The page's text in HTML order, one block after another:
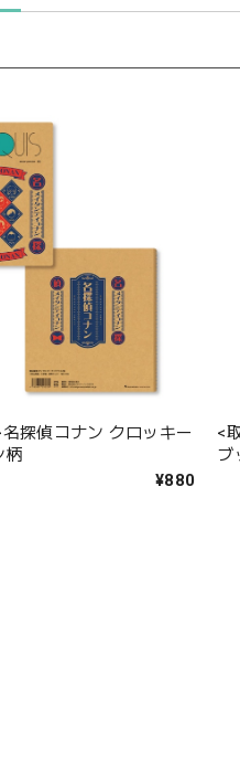
探偵コナン クロッキー
柄
¥880
<
ブ